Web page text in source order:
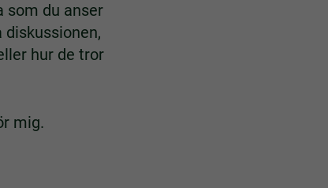
som du anser
hur de tror
mig.